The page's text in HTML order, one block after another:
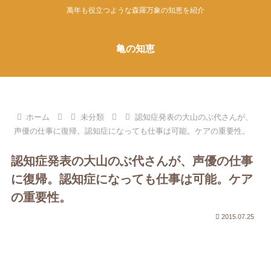
萬年も役立つような森羅万象の知恵を紹介
亀の知恵
ホーム 未分類
認知症発表の大山のぶ代さんが、
声優の仕事に復帰。認知症になっても仕事は可能。ケアの重要性。
認知症発表の大山のぶ代さんが、声優の仕事
に復帰。認知症になっても仕事は可能。ケア
の重要性。
2015.07.25